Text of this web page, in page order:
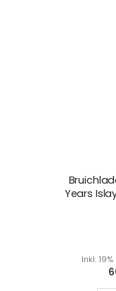
Years
Inkl.